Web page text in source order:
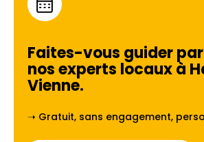
Faites-vous guider
nos experts locaux à
Vienne.
➝ Gratuit, sans engagement,